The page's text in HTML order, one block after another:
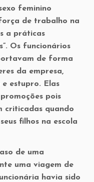
feminino
de trabalho na
a práticas
Os funcionários
de forma
da empresa,
estupro. Elas
pois
criticadas quando
filhos na escola
de uma
uma viagem de
havia sido